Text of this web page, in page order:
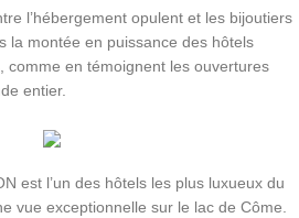
l’hébergement opulent et les bijoutiers
la montée en puissance des hôtels
comme en témoignent les ouvertures
entier.
est l’un des hôtels les plus luxueux du
vue exceptionnelle sur le lac de Côme.